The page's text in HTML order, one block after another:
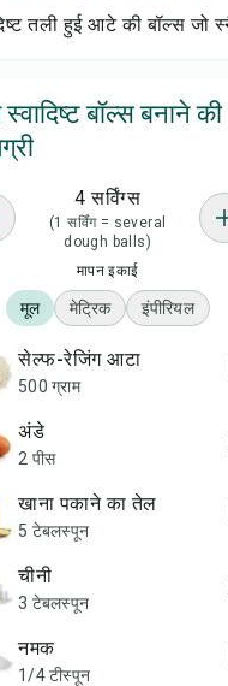
तली हुई आटे की बॉल्स जो
स्वादिष्ट बॉल्स बनाने की
4 सर्विंग्स
(1 सर्विंग = several
dough balls)
मापन इकाई
मूल मेट्रिक इंपीरियल
सेल्फ-रेजिंग आटा
500 ग्राम
अंडे
2 पीस
खाना पकाने का तेल
5 टेबलस्पून
चीनी
3 टेबलस्पून
नमक
1/4 टीस्पून